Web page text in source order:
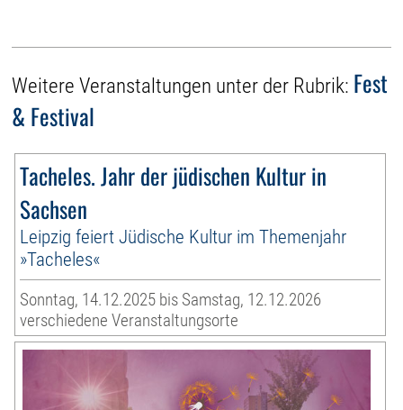
Weitere Veranstaltungen unter der Rubrik: Fest
& Festival
Tacheles. Jahr der jüdischen Kultur in
Sachsen
Leipzig feiert Jüdische Kultur im Themenjahr
»Tacheles«
Sonntag, 14.12.2025 bis Samstag, 12.12.2026
verschiedene Veranstaltungsorte